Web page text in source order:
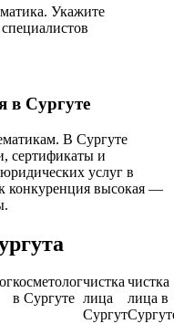
Укажите
в Сургуте
В Сургуте
сертификаты и
услуг в
конкуренция высокая —
косметолог
в Сургуте
чистка
лица
Сургут
чистка
лица в